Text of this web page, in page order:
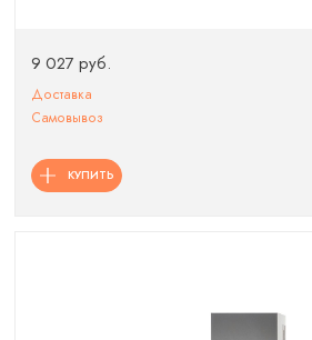
9 027 руб.
Доставка
Самовывоз
КУПИТЬ